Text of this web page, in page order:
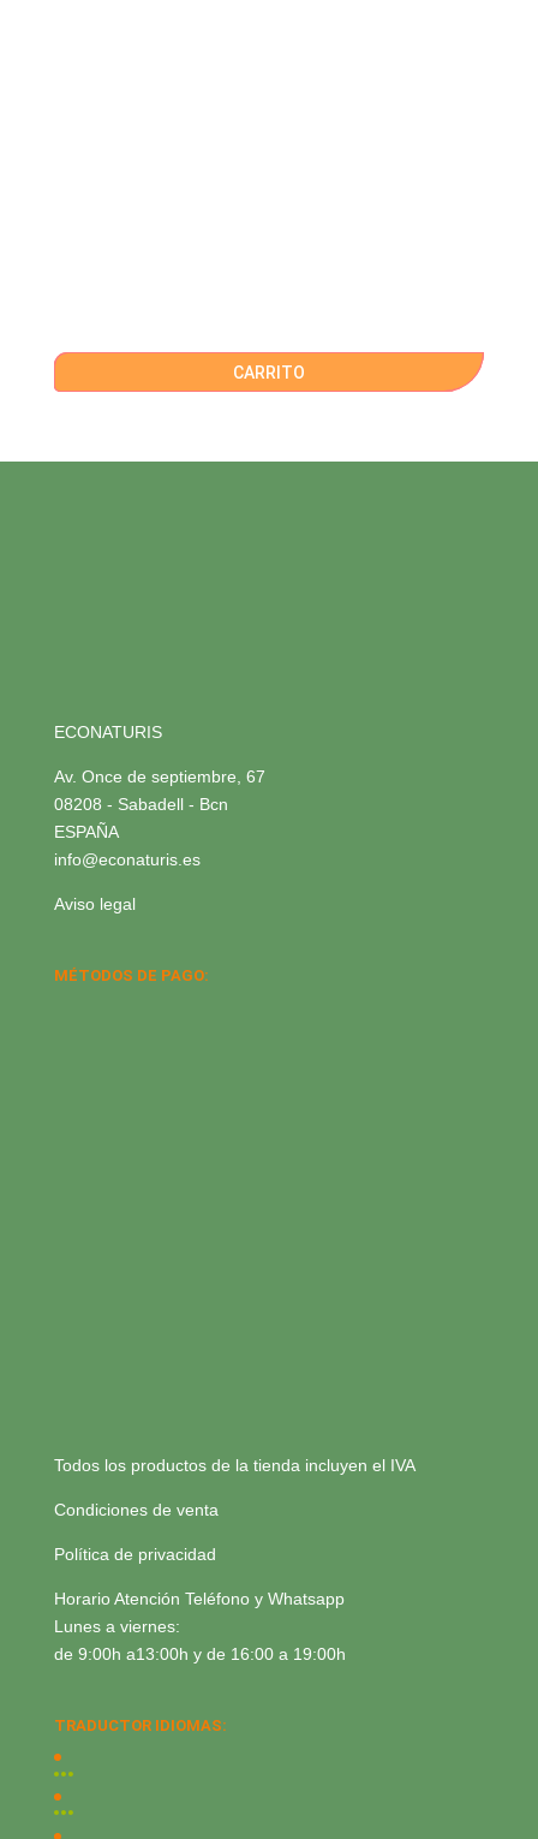
CARRITO
ECONATURIS
Av. Once de septiembre, 67
08208 - Sabadell - Bcn
ESPAÑA
info@econaturis.es
Aviso legal
MÉTODOS DE PAGO:
Todos los productos de la tienda incluyen el IVA
Condiciones de venta
Política de privacidad
Horario Atención Teléfono y Whatsapp
Lunes a viernes:
de 9:00h a13:00h y de 16:00 a 19:00h
TRADUCTOR IDIOMAS: